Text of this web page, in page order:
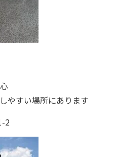
やすい場所にあります
2